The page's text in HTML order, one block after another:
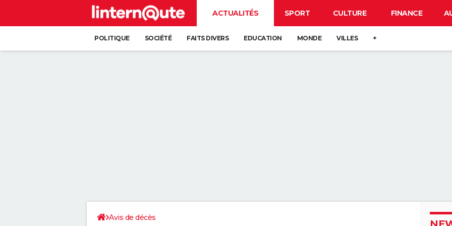
ACTUALITÉS SPORT CULTURE FINANCE
POLITIQUE SOCIÉTÉ FAITS DIVERS EDUCATION MONDE VILLES +
Avis de décès